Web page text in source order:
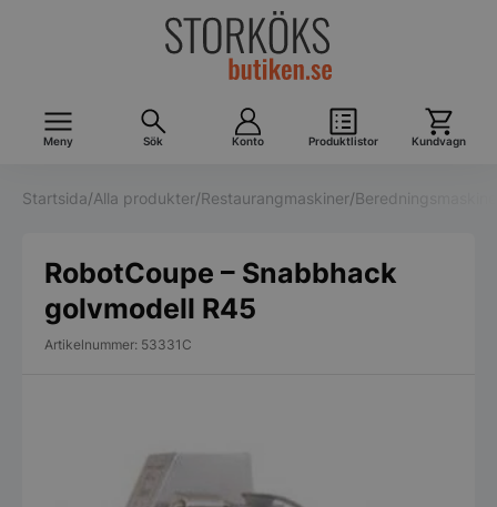
Meny Sök Konto Produktlistor Kundvagn
Startsida/Alla produkter/Restaurangmaskiner/
RobotCoupe – Snabbhack
golvmodell R45
Artikelnummer: 53331C